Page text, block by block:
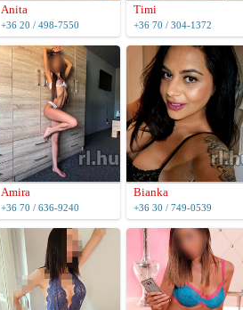
Anita
+36 20 / 498-7550
Timi
+36 70 / 304-1372
Amira
+36 70 / 636-9240
Bianka
+36 30 / 749-0539